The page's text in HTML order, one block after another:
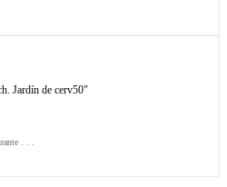
Jardín de cerv50"
. . .